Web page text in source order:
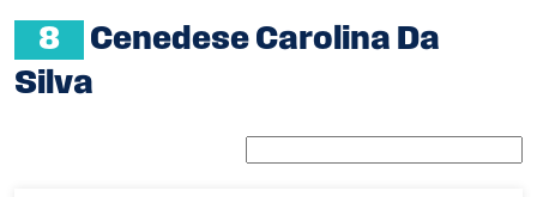
8
Cenedese Carolina Da
Silva